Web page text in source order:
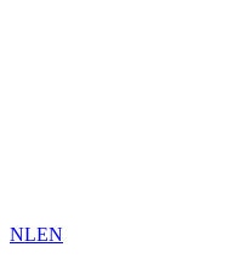
NLEN